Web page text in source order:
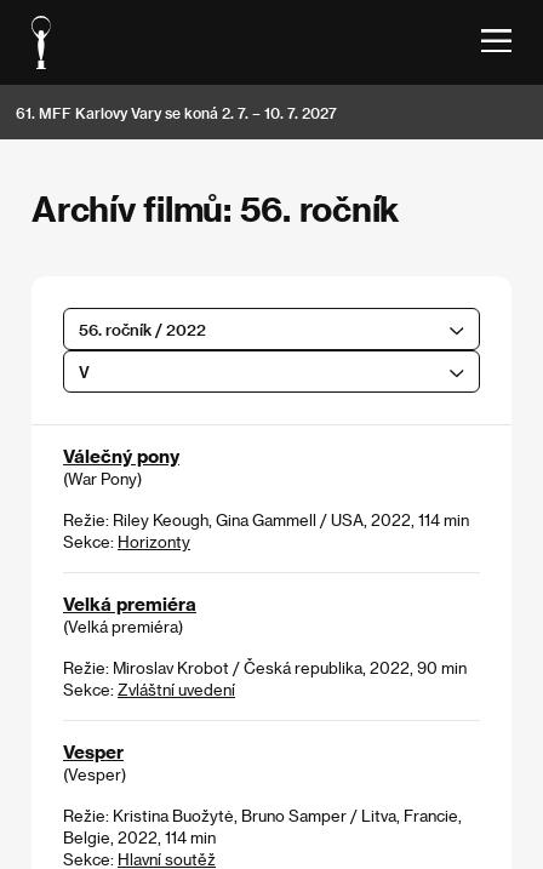
61. MFF Karlovy Vary se koná 2. 7. – 10. 7. 2027
Archív filmů: 56. ročník
56. ročník / 2022
V
Válečný pony
(War Pony)
Režie: Riley Keough, Gina Gammell / USA, 2022, 114 min
Sekce: Horizonty
Velká premiéra
(Velká premiéra)
Režie: Miroslav Krobot / Česká republika, 2022, 90 min
Sekce: Zvláštní uvedení
Vesper
(Vesper)
Režie: Kristina Buožytė, Bruno Samper / Litva, Francie,
Belgie, 2022, 114 min
Sekce: Hlavní soutěž